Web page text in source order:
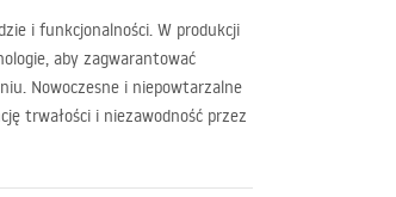
i funkcjonalności. W produkcji
aby zagwarantować
Nowoczesne i niepowtarzalne
trwałości i niezawodność przez